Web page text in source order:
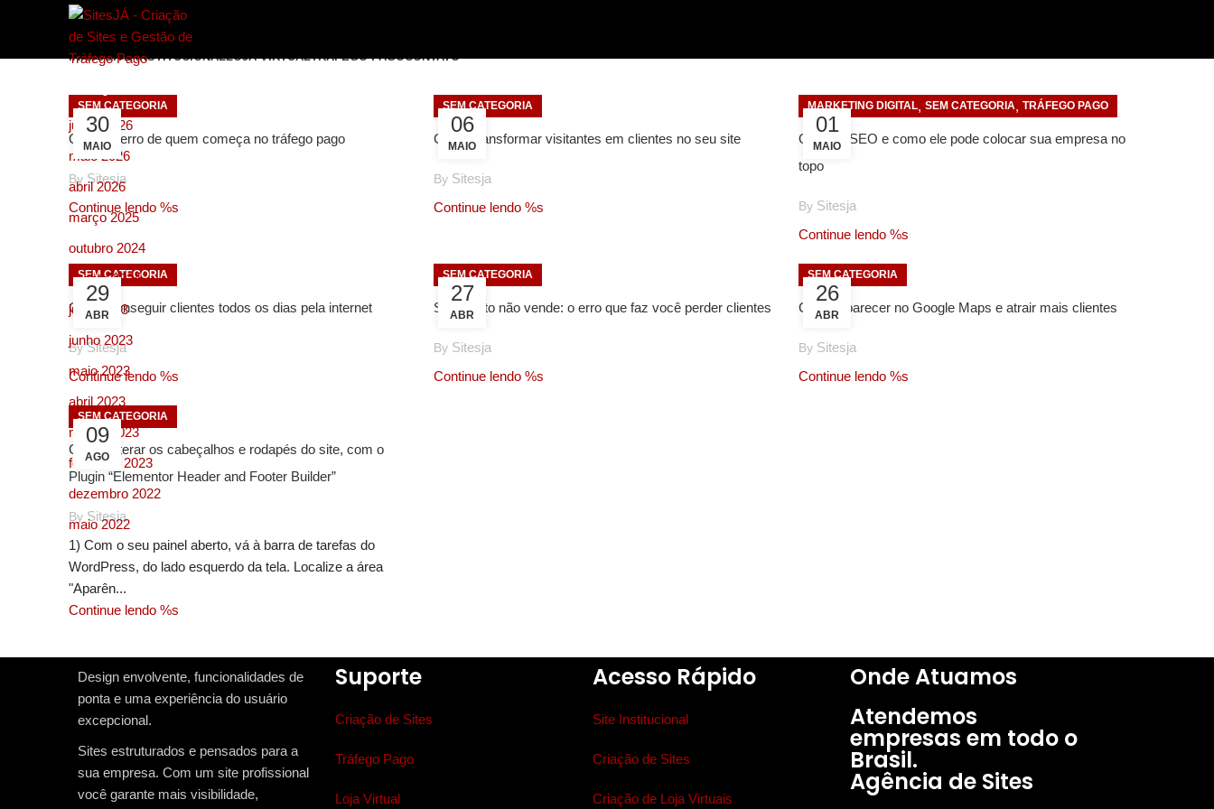
30
MAIO
SEM CATEGORIA
O maior erro de quem começa no tráfego pago
By Sitesja
Continue lendo %s
06
MAIO
SEM CATEGORIA
Como transformar visitantes em clientes no seu site
By Sitesja
Continue lendo %s
01
MAIO
MARKETING DIGITAL, SEM CATEGORIA, TRÁFEGO PAGO
O que é SEO e como ele pode colocar sua empresa no
topo
By Sitesja
Continue lendo %s
29
ABR
SEM CATEGORIA
Como conseguir clientes todos os dias pela internet
BySitesja
Continue lendo %s
27
ABR
SEM CATEGORIA
Site bonito não vende: o erro que faz você perder clientes
By Sitesja
Continue lendo %s
26
ABR
SEM CATEGORIA
Como aparecer no Google Maps e atrair mais clientes
By Sitesja
Continue lendo %s
09
AGO
SEM CATEGORIA
Como alterar os cabeçalhos e rodapés do site, com o
Plugin “Elementor Header and Footer Builder”
By Sitesja
1) Com o seu painel aberto, vá à barra de tarefas do
WordPress, do lado esquerdo da tela. Localize a área
"Aparên...
Continue lendo %s
Design envolvente, funcionalidades de
ponta e uma experiência do usuário
excepcional.
Sites estruturados e pensados para a
sua empresa. Com um site profissional
você garante mais visibilidade,
Suporte
Criação de Sites
Tráfego Pago
Loja Virtual
Acesso Rápido
Site Institucional
Criação de Sites
Criação de Loja Virtuais
Onde Atuamos​
Atendemos
empresas em todo o
Brasil.
Agência de Sites
INÍCIOSITE INSTITUCIONALLOJA VIRTUALTRÁFEGO PAGOCONTATO
junho 2026
maio 2026
abril 2026
março 2025
outubro 2024
agosto 2024
julho 2023
junho 2023
maio 2023
abril 2023
março 2023
fevereiro 2023
dezembro 2022
maio 2022
Categorias
E-commerce
E-mails
Finanças e Contabilidade
Google ads